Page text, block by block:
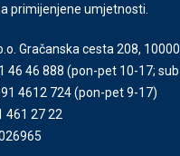
primijenjene umjetnosti.
Gračanska cesta 208,
46 46 888 (pon-pet 10-17;
4612 724(pon-pet 9-17)
461 27 22